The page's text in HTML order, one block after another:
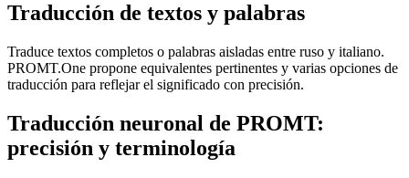
Traducción de textos y palabras
Traduce textos completos o palabras aisladas entre ruso y italiano.
PROMT.One propone equivalentes pertinentes y varias opciones de
traducción para reflejar el significado con precisión.
Traducción neuronal de PROMT:
precisión y terminología